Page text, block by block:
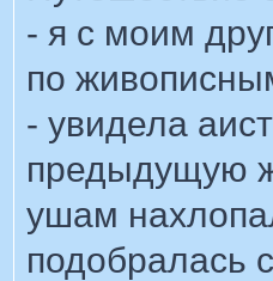
- я с моим
по
- увидела
предыдущую
ушам
подобралась